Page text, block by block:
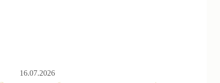
16.07.2026